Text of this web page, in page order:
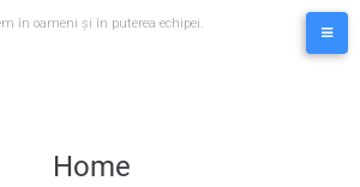
în oameni și în puterea echipei.
Home